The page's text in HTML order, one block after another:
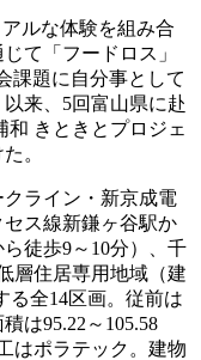
ルな体験を組み合
て「フードロス」
課題に自分事として
来、 5回富山県に赴
和 きときとプロジェ
。
ライン・新京成電
ス線新鎌ヶ谷駅か
ら徒歩9～ 10分）、千
層住居専用地域（建
る全14区画。従前は
積は95.22 ～ 105.58
はポラテック。建物